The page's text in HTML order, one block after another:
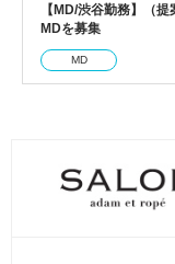
【MD/渋谷勤務】（
MDを募集
MD